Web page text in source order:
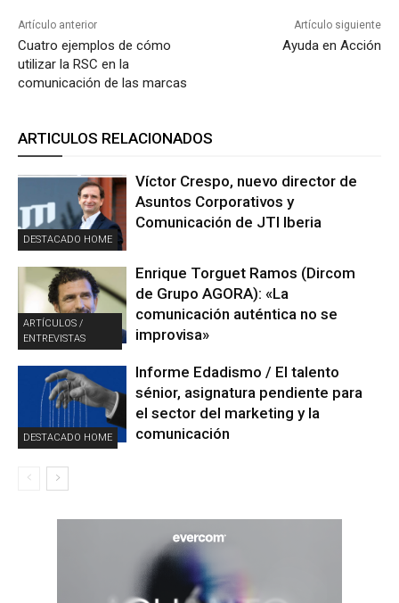
Artículo anterior
Cuatro ejemplos de cómo
utilizar la RSC en la
comunicación de las marcas
Artículo siguiente
Ayuda en Acción
ARTICULOS RELACIONADOS
DESTACADO HOME
Víctor Crespo, nuevo director de
Asuntos Corporativos y
Comunicación de JTI Iberia
ARTÍCULOS /
ENTREVISTAS
Enrique Torguet Ramos (Dircom
de Grupo AGORA): «La
comunicación auténtica no se
improvisa»
DESTACADO HOME
Informe Edadismo / El talento
sénior, asignatura pendiente para
el sector del marketing y la
comunicación